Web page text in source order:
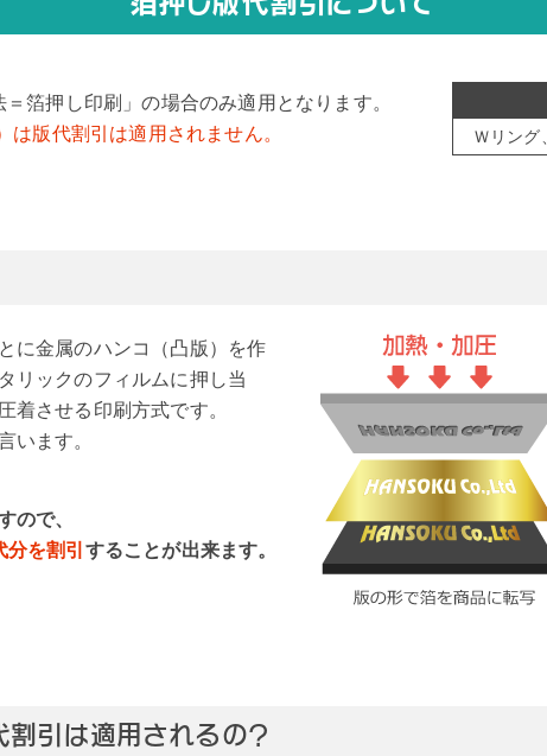
箔押し印刷」の場合のみ適用となります。
版代割引は適用されません。
Ｗリング
に金属のハンコ（凸版）を作
リックのフィルムに押し当
着させる印刷方式です。
います。
ので、
を割引 することが出来ます。
引は適用されるの？